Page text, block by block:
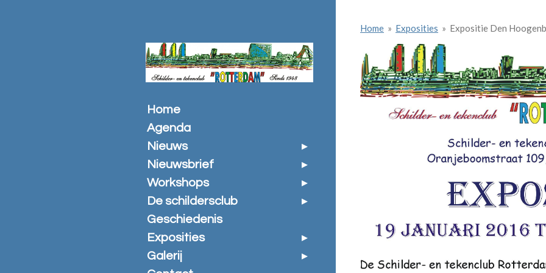
Home » Exposities » Expositie Den
Home
Agenda
Nieuws
Nieuwsbrief
Workshops
De schildersclub
Geschiedenis
Exposities
Galerij